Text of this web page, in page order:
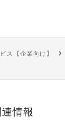
ス【企業向け】
情報